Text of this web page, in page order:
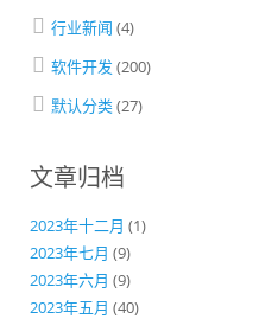
行业新闻 (4)
软件开发 (200)
默认分类(27)
文章归档
2023年十二月 (1)
2023年七月 (9)
2023年六月 (9)
2023年五月 (40)